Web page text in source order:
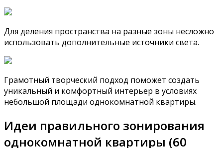
Для деления пространства на разные зоны несложно
использовать дополнительные источники света.
Грамотный творческий подход поможет создать
уникальный и комфортный интерьер в условиях
небольшой площади однокомнатной квартиры.
Идеи правильного зонирования
однокомнатной квартиры (60